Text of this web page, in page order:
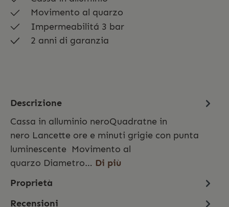
Movimento al quarzo
Impermeabilitá 3 bar
2 anni di garanzia
Descrizione
Cassa in alluminio neroQuadratne in
nero Lancette ore e minuti grigie con punta
luminescente Movimento al
quarzo Diametro… Di più
Proprietà
Recensioni